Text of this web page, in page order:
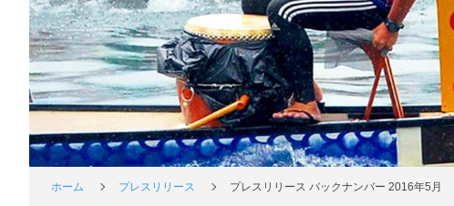
ホーム プレスリリース プレスリリース バックナンバー 2016年5月